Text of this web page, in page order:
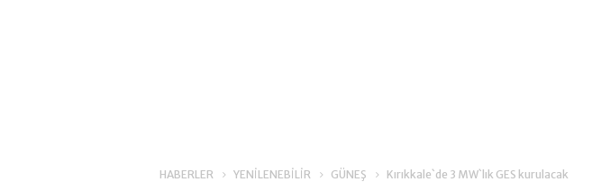
HABERLER YENİLENEBİLİR GÜNEŞ Kırıkkale`de 3 MW`lık GES kurulacak